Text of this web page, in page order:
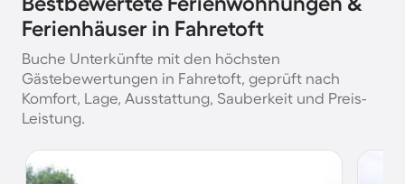
Ferienhäuser in Fahretoft
Buche Unterkünfte mit den höchsten
Gästebewertungen in Fahretoft, geprüft nach
Komfort, Lage, Ausstattung, Sauberkeit und Preis-
Leistung.